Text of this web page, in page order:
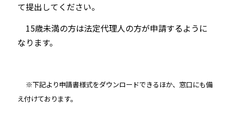
て提出してください。
15歳未満の方は法定代理人の方が申請するように
なります。
※下記より申請書様式をダウンロードできるほか、窓口にも備
え付けております。